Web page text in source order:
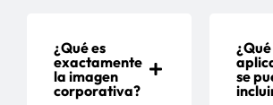
¿Qué es
exactamente
la imagen
corporativa?
¿Qué
se